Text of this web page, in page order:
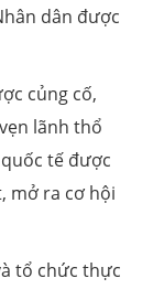
dân được
củng cố,
lãnh thổ
tế được
mở ra cơ hội
tổ chức thực